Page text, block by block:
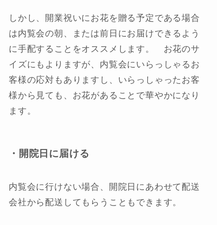
しかし、開業祝いにお花を贈る予定である場合
は内覧会の朝、または前日にお届けできるよう
に手配することをオススメします。 お花のサ
イズにもよりますが、内覧会にいらっしゃるお
客様の応対もありますし、いらっしゃったお客
様から見ても、お花があることで華やかになり
ます。
・開院日に届ける
内覧会に行けない場合、開院日にあわせて配送
会社から配送してもらうこともできます。